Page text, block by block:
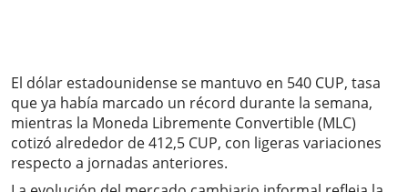
El dólar estadounidense se mantuvo en 540 CUP, tasa
que ya había marcado un récord durante la semana,
mientras la Moneda Libremente Convertible (MLC)
cotizó alrededor de 412,5 CUP, con ligeras variaciones
respecto a jornadas anteriores.